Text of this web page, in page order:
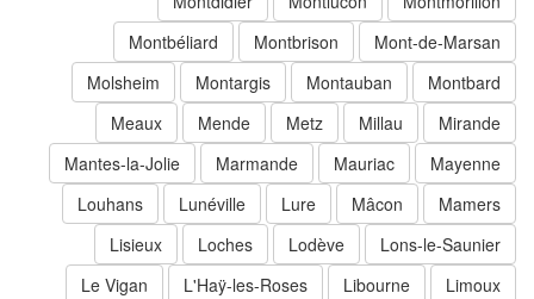
Mont-de-Marsan
Montbrison
Montbéliard
Montbard
Montauban
Montargis
Molsheim
Mirande
Millau
Metz
Mende
Meaux
Mayenne
Mauriac
Marmande
Mantes-la-Jolie
Mamers
Mâcon
Lure
Lunéville
Louhans
Lons-le-Saunier
Lodève
Loches
Lisieux
Limoux
Libourne
L'Haÿ-les-Roses
Le Vigan